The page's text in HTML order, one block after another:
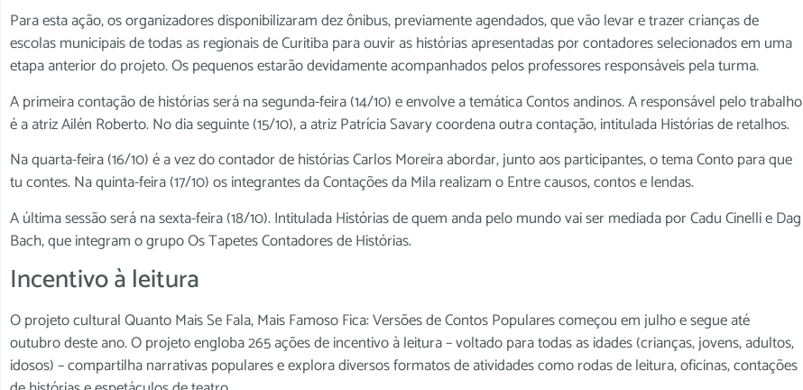
Para esta ação, os organizadores disponibilizaram dez ônibus, previamente agendados, que vão levar e trazer crianças de
escolas municipais de todas as regionais de Curitiba para ouvir as histórias apresentadas por contadores selecionados em uma
etapa anterior do projeto. Os pequenos estarão devidamente acompanhados pelos professores responsáveis pela turma.
A primeira contação de histórias será na segunda-feira (14/10) e envolve a temática Contos andinos. A responsável pelo trabalho
é a atriz Ailén Roberto. No dia seguinte (15/10), a atriz Patrícia Savary coordena outra contação, intitulada Histórias de retalhos.
Na quarta-feira (16/10) é a vez do contador de histórias Carlos Moreira abordar, junto aos participantes, o tema Conto para que
tu contes. Na quinta-feira (17/10) os integrantes da Contações da Mila realizam o Entre causos, contos e lendas.
A última sessão será na sexta-feira (18/10). Intitulada Histórias de quem anda pelo mundo vai ser mediada por Cadu Cinelli e Dag
Bach, que integram o grupo Os Tapetes Contadores de Histórias.
Incentivo à leitura
O projeto cultural Quanto Mais Se Fala, Mais Famoso Fica: Versões de Contos Populares começou em julho e segue até
outubro deste ano. O projeto engloba 265 ações de incentivo à leitura – voltado para todas as idades (crianças, jovens, adultos,
idosos) – compartilha narrativas populares e explora diversos formatos de atividades como rodas de leitura, oficinas, contações